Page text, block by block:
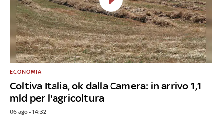
Coltiva Italia, ok dalla Camera: in arrivo 1,1
mld per l'agricoltura
ECONOMIA
06 ago - 14:32